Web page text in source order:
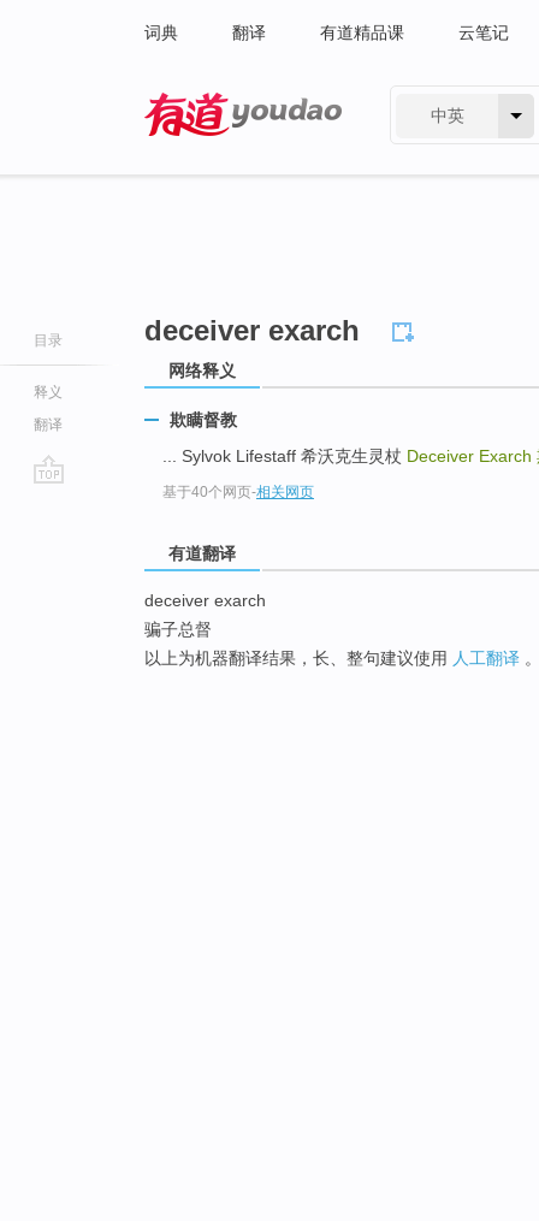
词典 翻译 有道精品课 云笔记
中英
目录
释义
翻译
deceiver exarch
网络释义
欺瞒督教
... Sylvok Lifestaff 希沃克生灵杖 Deceiver Exarch
基于40个网页-相关网页
有道翻译
deceiver exarch
骗子总督
以上为机器翻译结果，长、整句建议使用 人工翻译